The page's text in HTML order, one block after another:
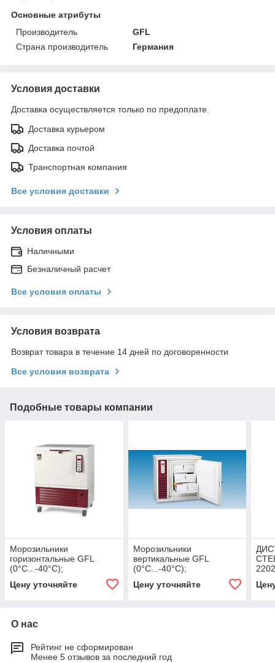
Основные атрибуты
Производитель
GFL
Страна производитель
Германия
Условия доставки
Доставка осуществляется только по предоплате.
Доставка курьером
Доставка почтой
Транспортная компания
Все условия доставки
Условия оплаты
Наличными
Безналичный расчет
Все условия оплаты
Условия возврата
Возврат товара в течение 14 дней по договоренности
Все условия возврата
Подобные товары компании
Морозильники
горизонтальные GFL
(0°С...-40°С);
(-50°С...-85°С) объем 30-
500л
Цену уточняйте
Морозильники
вертикальные GFL
(0°С...-40°С);
(-50°С...-85°С), объем 96-
500л
Цену уточняйте
О нас
Рейтинг не сформирован
Менее 5 отзывов за последний год